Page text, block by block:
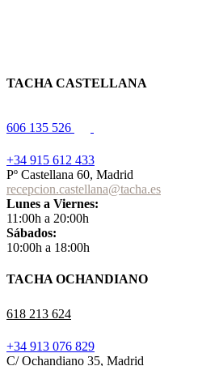
TACHA CASTELLANA
606 135 526
+34 915 612 433
Pº Castellana 60, Madrid
recepcion.castellana@tacha.es
Lunes a Viernes:
11:00h a 20:00h
Sábados:
10:00h a 18:00h
TACHA OCHANDIANO
618 213 624
+34 913 076 829
C/ Ochandiano 35, Madrid